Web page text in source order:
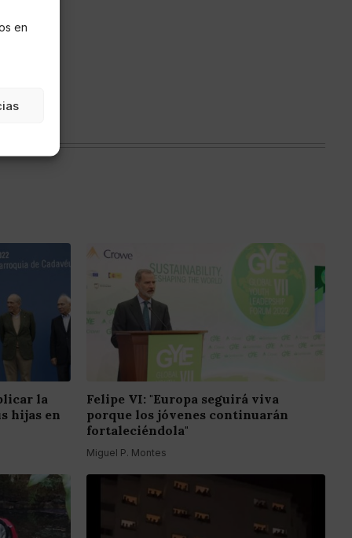
en
la
hijas en
Felipe VI: "Europa seguirá viva
porque los jóvenes continuarán
fortaleciéndola"
Miguel P. Montes